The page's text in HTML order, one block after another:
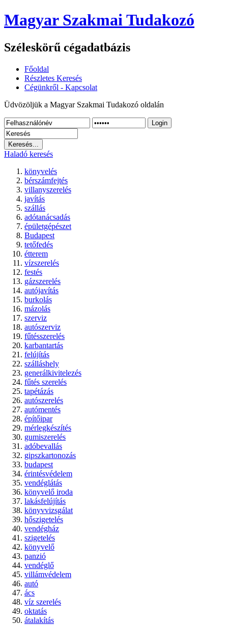
Magyar Szakmai Tudakozó
Széleskörű cégadatbázis
Főoldal
Részletes Keresés
Cégünkről - Kapcsolat
Üdvözöljük a Magyar Szakmai Tudakozó oldalán
Login
Haladó keresés
könyvelés
bérszámfejtés
villanyszerelés
javítás
szállás
adótanácsadás
épületgépészet
Budapest
tetőfedés
étterem
vízszerelés
festés
gázszerelés
autójavítás
burkolás
mázolás
szerviz
autószerviz
fűtésszerelés
karbantartás
felújítás
szálláshely
generálkivitelezés
fűtés szerelés
tapétázás
autószerelés
autómentés
építőipar
mérlegkészítés
gumiszerelés
adóbevallás
gipszkartonozás
budapest
érintésvédelem
vendéglátás
könyvelő iroda
lakásfelújítás
könyvvizsgálat
hőszigetelés
vendégház
szigetelés
könyvelő
panzió
vendéglő
villámvédelem
autó
ács
víz szerelés
oktatás
átalakítás